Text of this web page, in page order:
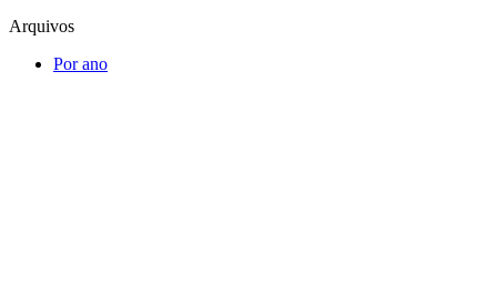
Arquivos
Por ano